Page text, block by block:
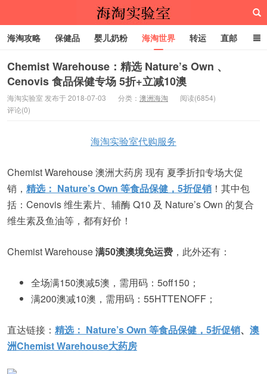
海淘实验室
海淘攻略 保健品 婴儿奶粉 海淘世界 转运 直邮
代购服务
Chemist Warehouse：精选 Nature’s Own 、
Cenovis 食品保健专场 5折+立减10澳
海淘实验室 发布于 2018-07-03 分类： 澳洲海淘
阅读(6854)
评论(0)
海淘实验室代购服务
Chemist Warehouse 澳洲大药房 现有 夏季折扣专场大促
销， 精选： Nature’s Own 等食品保健，5折促销 ！其中包
括：Cenovis 维生素片、辅酶 Q10 及 Nature’s Own 的复合
维生素及鱼油等，都有好价！
Chemist Warehouse满50澳澳境免运费 ，此外还有：
全场满150澳减5澳，需用码：5off150；
满200澳减10澳，需用码：55HTTENOFF；
直达链接： 精选： Nature’s Own 等食品保健，5折促销、 澳
洲Chemist Warehouse大药房